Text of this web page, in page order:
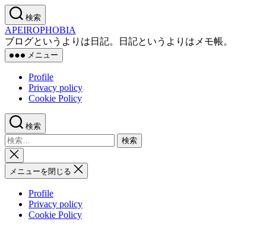
コ
ン
テ
ン
ツ
プ
検索
APEIROPHOBIA
ブログというよりは日記。日記というよりはメモ帳。
メニュー
Profile
Privacy policy
Cookie Policy
検索
検
索
対
象:
検
索
を
メニューを閉じる
Profile
Privacy policy
Cookie Policy